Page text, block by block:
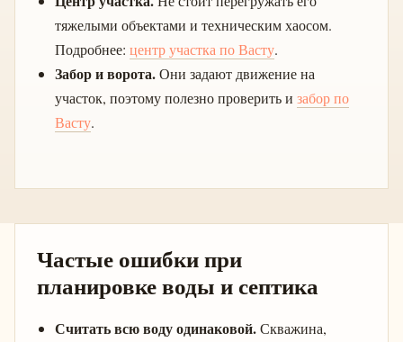
тяжелыми объектами и техническим хаосом.
Подробнее: центр участка по Васту.
Забор и ворота.Они задают движение на
участок, поэтому полезно проверить и забор по
Васту.
Частые ошибки при
планировке воды и септика
Считать всю воду одинаковой.Скважина,